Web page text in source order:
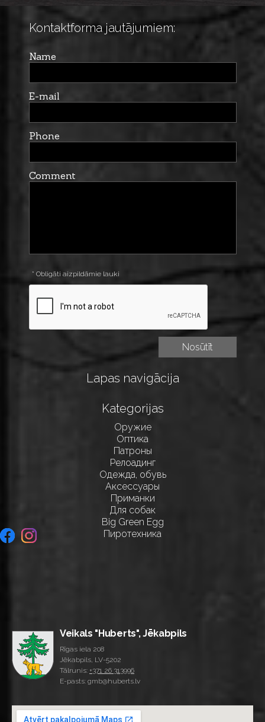
Kontaktforma jautājumiem:
Name
E-mail
Phone
Comment
* Obligāti aizpildāmie lauki
Lapas navigācija
Kategorijas
Оружие
Оптика
Патроны
Релоадинг
Одежда, обувь
Аксессуары
Приманки
Для собак
Big Green Egg
Пиротехника
Veikals "Huberts", Jēkabpils
Rīgas iela 208
Jēkabpils, LV-5202
Tālrunis: +371 26 313996
E-pasts: gmb@huberts.lv